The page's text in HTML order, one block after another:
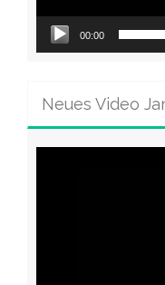
00:00
Neues Video